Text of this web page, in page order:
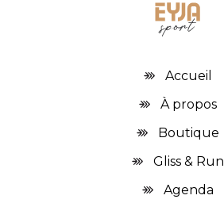
Accueil
À propos
Boutique
Gliss & Run
Agenda